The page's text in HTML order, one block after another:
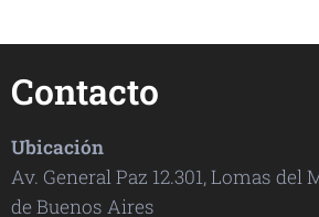
Contacto
Ubicación
Av. General Paz 12.301, Lomas del
de Buenos Aires